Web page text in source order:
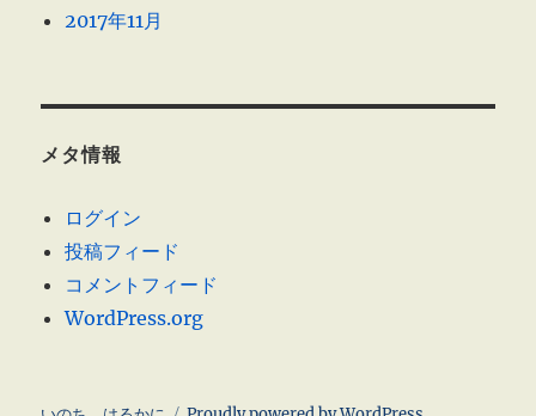
2017年11月
メタ情報
ログイン
投稿フィード
コメントフィード
WordPress.org